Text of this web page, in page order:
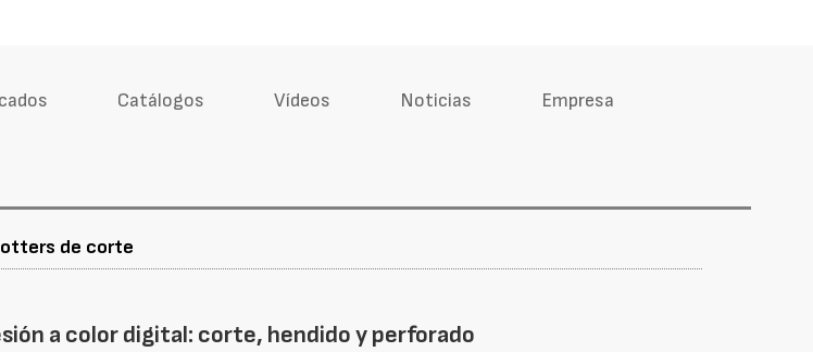
Catálogos Vídeos Noticias Empresa
de corte
a color digital: corte, hendido y perforado